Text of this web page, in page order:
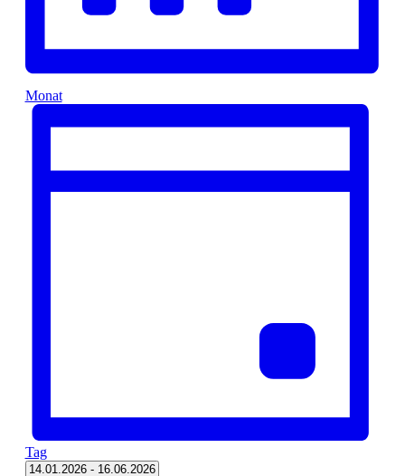
Monat
Tag
14.01.2026 - 16.06.2026 Datum